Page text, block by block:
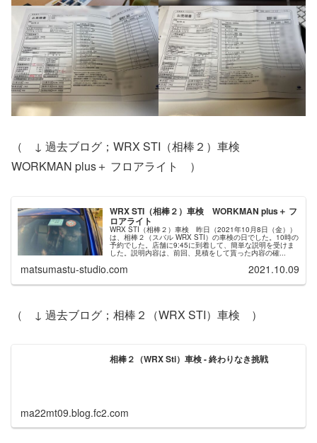
（ ↓ 過去ブログ；WRX STI（相棒２）車検
WORKMAN plus＋ フロアライト ）
WRX STI（相棒２）車検 WORKMAN plus＋ フ
ロアライト
WRX STI（相棒２）車検 昨日（2021年10月8日（金））
は、相棒２（スバル WRX STI）の車検の日でした。10時の
予約でした。店舗に9:45に到着して、簡単な説明を受けま
した。説明内容は、前回、見積をして貰った内容の確...
matsumastu-studio.com 2021.10.09
（ ↓ 過去ブログ；相棒２（WRX STI）車検 ）
相棒２（WRX Sti）車検 - 終わりなき挑戦
ma22mt09.blog.fc2.com